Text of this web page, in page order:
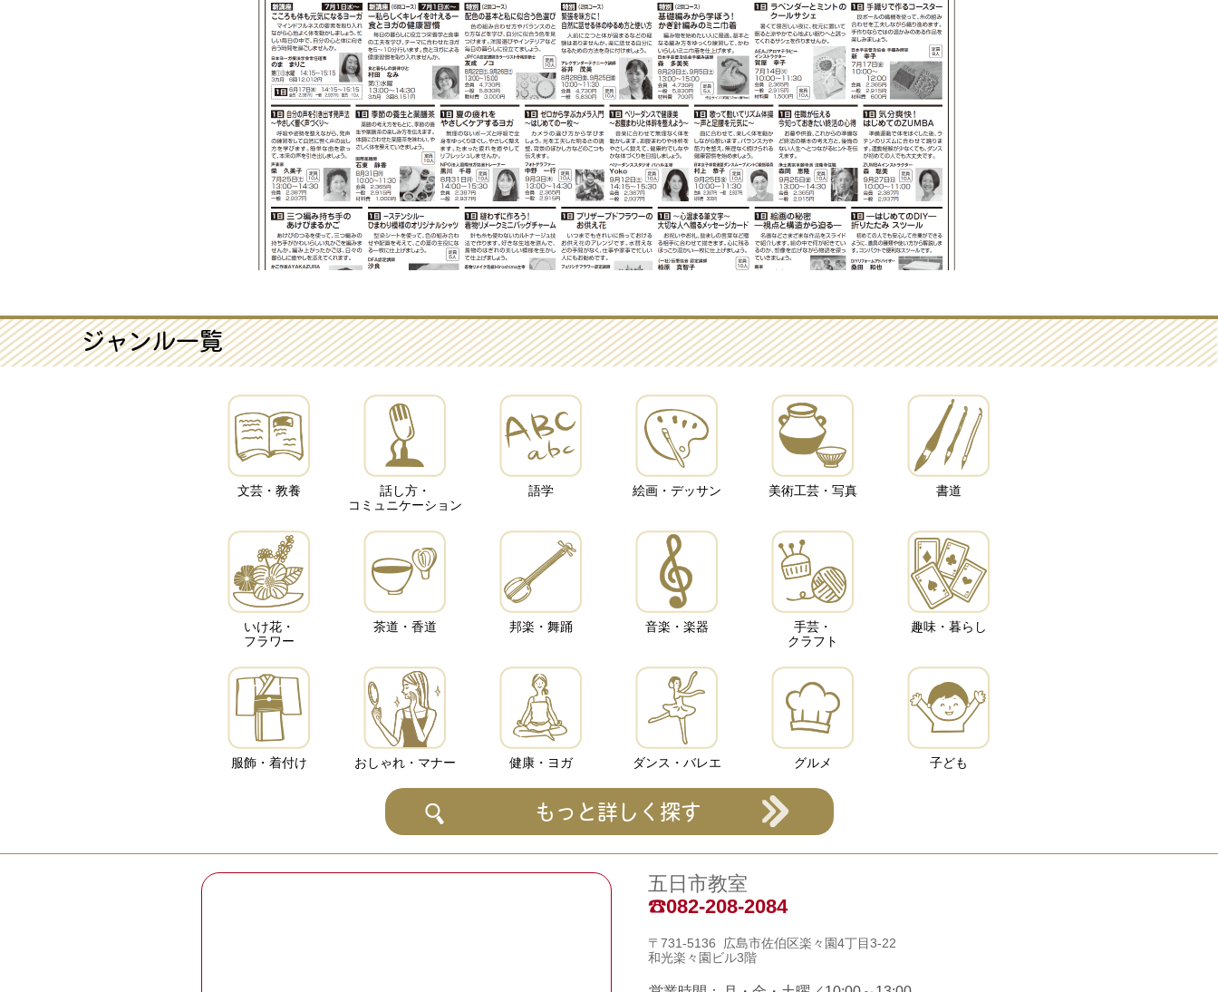
ジャンル一覧
文芸・教養
話し方・
コミュニケーション
語学 絵画・デッサン 美術工芸・写真 書道
いけ花・
フラワー
茶道・香道 邦楽・舞踊 音楽・楽器
手芸・
クラフト
趣味・暮らし
服飾・着付け おしゃれ・マナー 健康・ヨガ ダンス・バレエ グルメ 子ども
もっと詳しく探す
五日市教室
082-208-2084
〒731-5136 広島市佐伯区楽々園4丁目3-22
和光楽々園ビル3階